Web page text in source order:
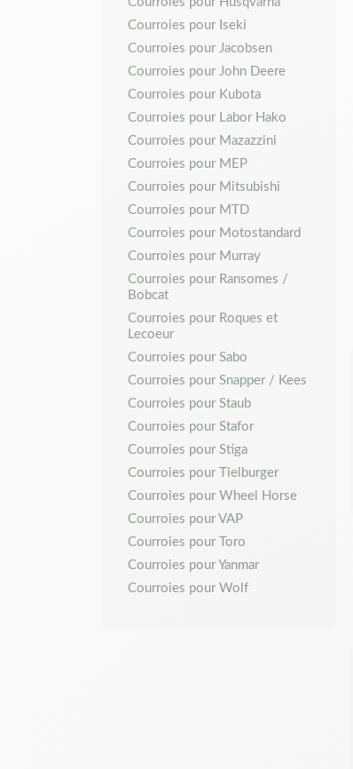
Courroies pour Iseki
Courroies pour Jacobsen
Courroies pour John Deere
Courroies pour Kubota
Courroies pour Labor Hako
Courroies pour Mazazzini
Courroies pour MEP
Courroies pour Mitsubishi
Courroies pour MTD
Courroies pour Motostandard
Courroies pour Murray
Courroies pour Ransomes /
Bobcat
Courroies pour Roques et
Lecoeur
Courroies pour Sabo
Courroies pour Snapper / Kees
Courroies pour Staub
Courroies pour Stafor
Courroies pour Stiga
Courroies pour Tielburger
Courroies pour Wheel Horse
Courroies pour VAP
Courroies pour Toro
Courroies pour Yanmar
Courroies pour Wolf